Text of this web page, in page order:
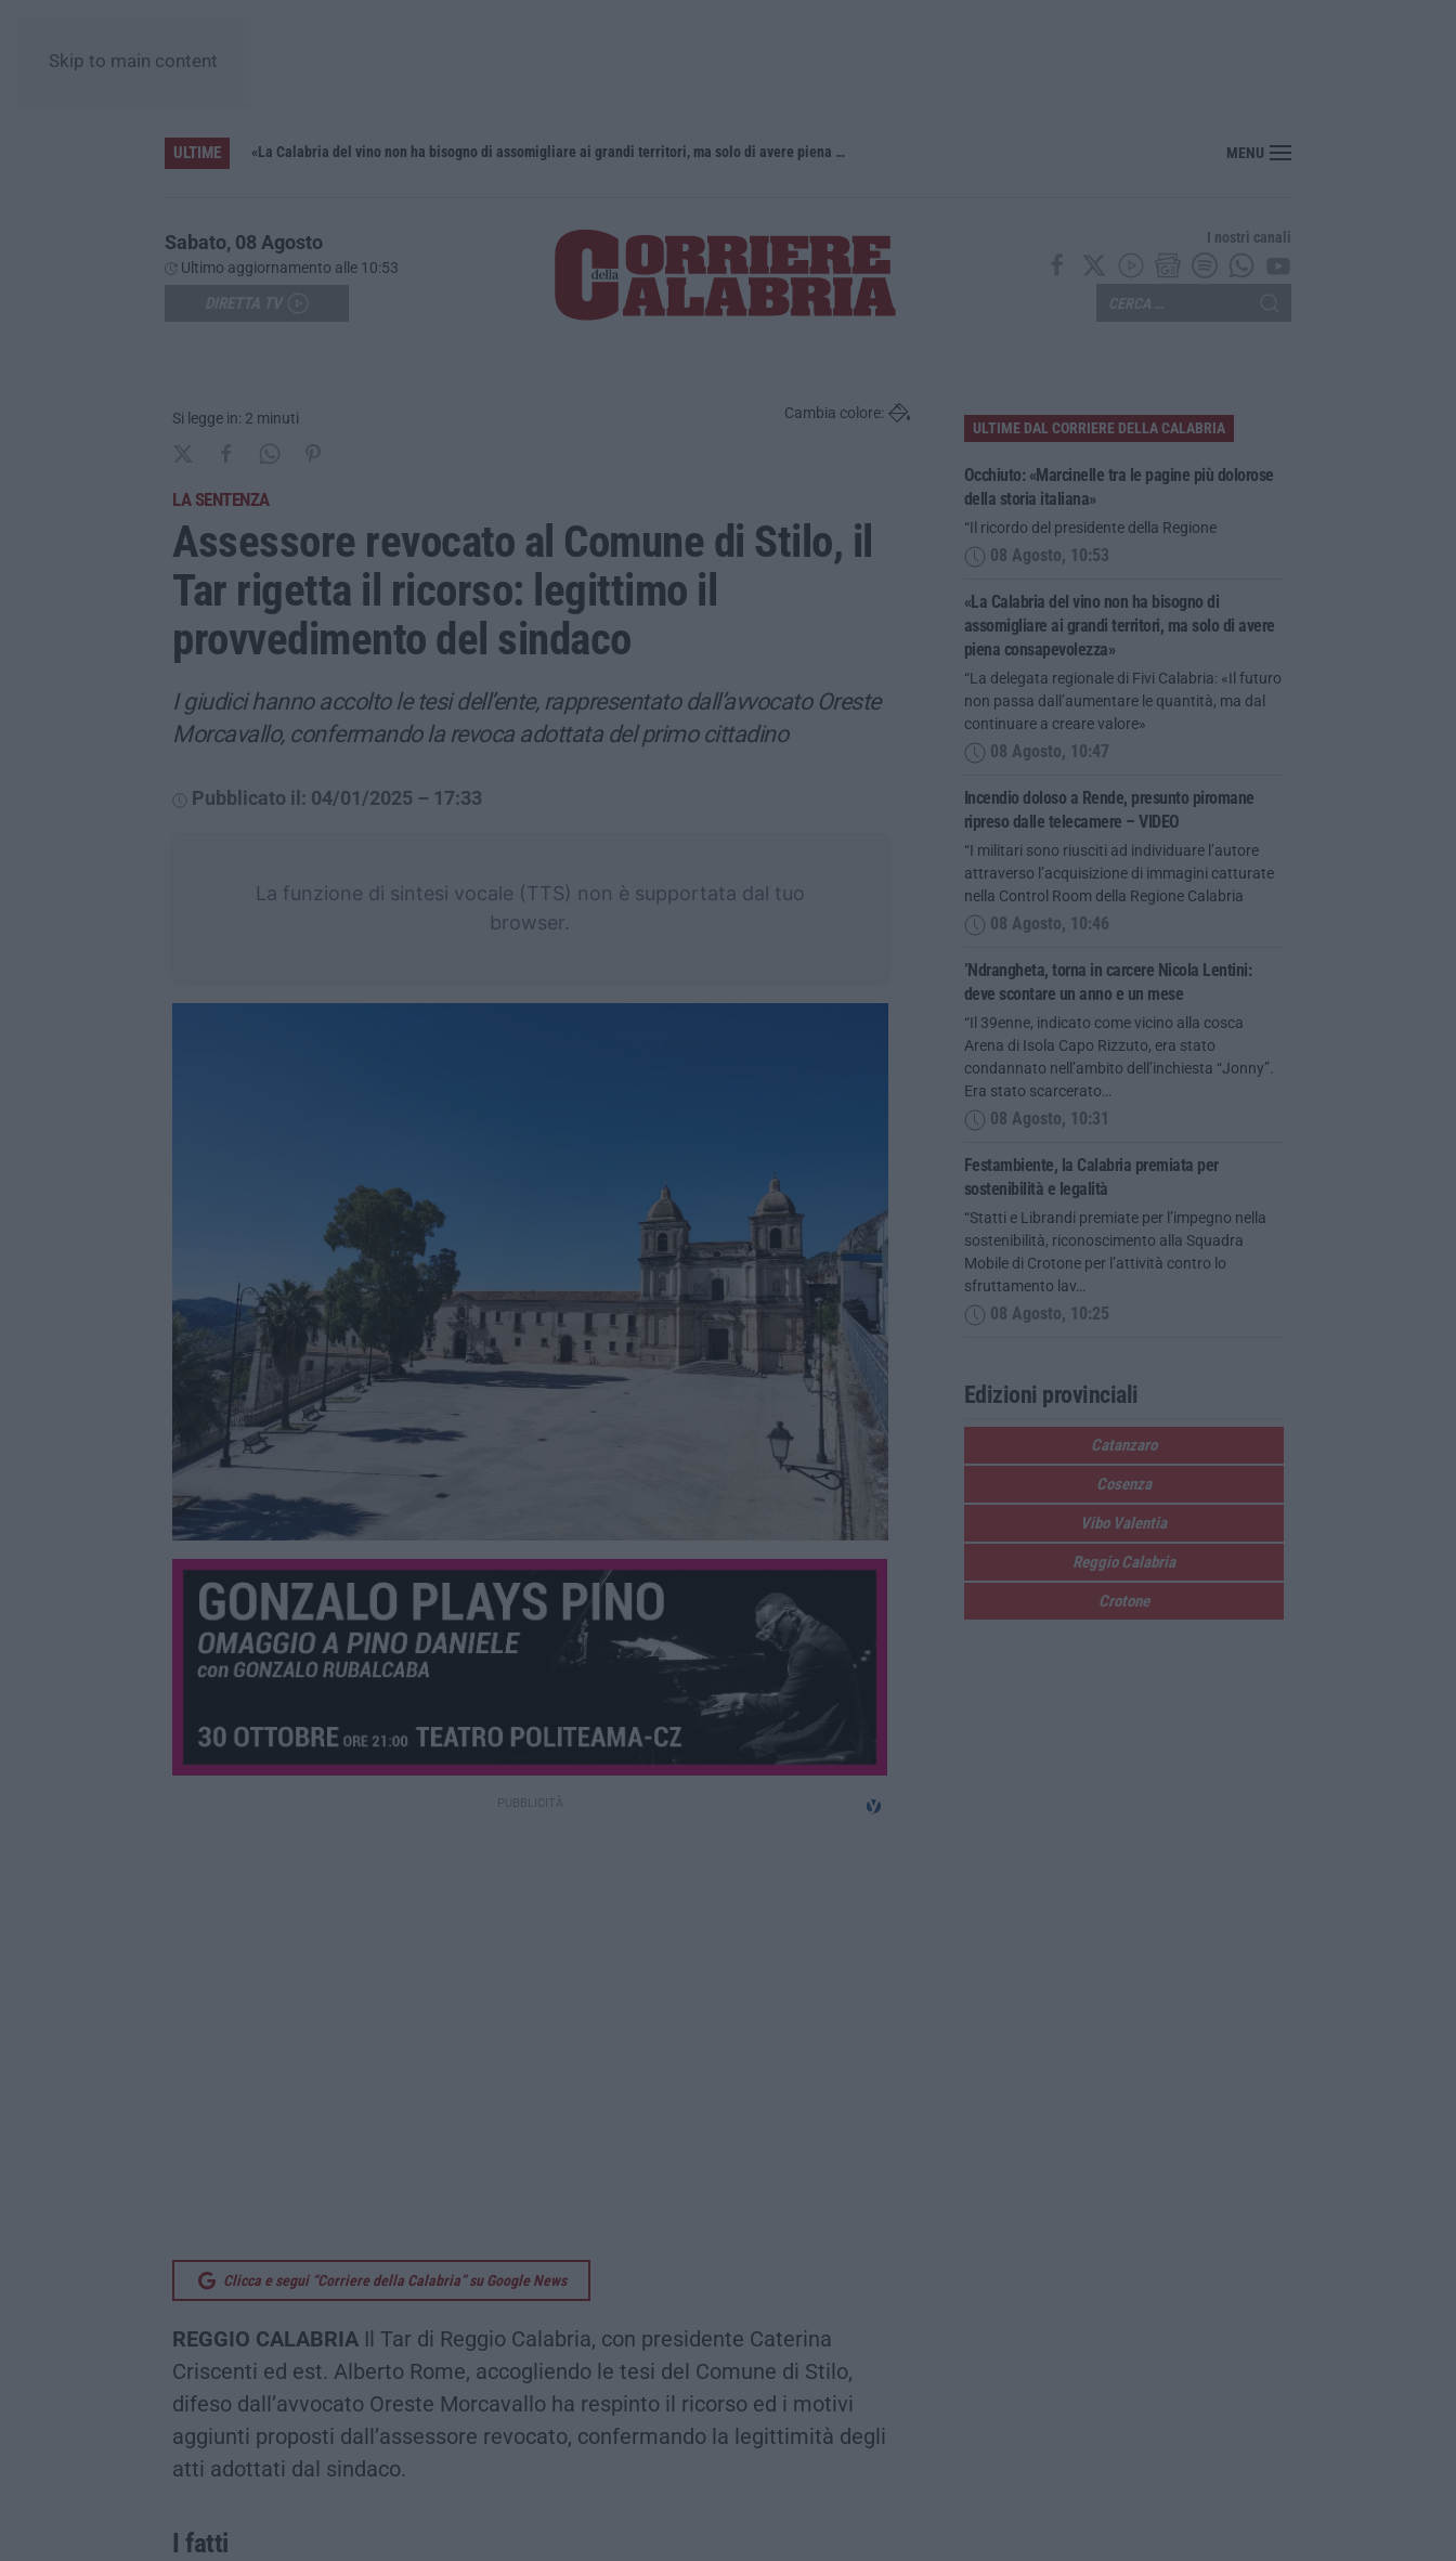
Skip to main content
ULTIME «La Calabria del vino non ha bisogno di assomigliare ai grandi territori, ma solo di avere piena consapevolezza» Incendio doloso a Rende, presunto piromane ripreso dalle telecamere – VIDEO
MENU
Sabato, 08 Agosto
Ultimo aggiornamento alle 10:53
I nostri canali
Si legge in: 2 minuti Cambia colore:
LA SENTENZA
Assessore revocato al Comune di Stilo, il
Tar rigetta il ricorso: legittimo il
provvedimento del sindaco
I giudici hanno accolto le tesi dell’ente, rappresentato dall’avvocato Oreste
Morcavallo, confermando la revoca adottata del primo cittadino
Pubblicato il: 04/01/2025 – 17:33
La funzione di sintesi vocale (TTS) non è supportata dal tuo
browser.
Clicca e segui “Corriere della Calabria” su Google News
REGGIO CALABRIA Il Tar di Reggio Calabria, con presidente Caterina
Criscenti ed est. Alberto Rome, accogliendo le tesi del Comune di Stilo,
difeso dall’avvocato Oreste Morcavallo ha respinto il ricorso ed i motivi
aggiunti proposti dall’assessore revocato, confermando la legittimità degli
atti adottati dal sindaco.
I fatti
ULTIME DAL CORRIERE DELLA CALABRIA
Occhiuto: «Marcinelle tra le pagine più dolorose
della storia italiana»
“Il ricordo del presidente della Regione
08 Agosto, 10:53
«La Calabria del vino non ha bisogno di
assomigliare ai grandi territori, ma solo di avere
piena consapevolezza»
“La delegata regionale di Fivi Calabria: «Il futuro
non passa dall’aumentare le quantità, ma dal
continuare a creare valore»
08 Agosto, 10:47
Incendio doloso a Rende, presunto piromane
ripreso dalle telecamere – VIDEO
“I militari sono riusciti ad individuare l’autore
attraverso l’acquisizione di immagini catturate
nella Control Room della Regione Calabria
08 Agosto, 10:46
’Ndrangheta, torna in carcere Nicola Lentini:
deve scontare un anno e un mese
“Il 39enne, indicato come vicino alla cosca
Arena di Isola Capo Rizzuto, era stato
condannato nell’ambito dell’inchiesta “Jonny”.
Era stato scarcerato…
08 Agosto, 10:31
Festambiente, la Calabria premiata per
sostenibilità e legalità
“Statti e Librandi premiate per l’impegno nella
sostenibilità, riconoscimento alla Squadra
Mobile di Crotone per l’attività contro lo
sfruttamento lav…
08 Agosto, 10:25
Edizioni provinciali
Catanzaro
Cosenza
Vibo Valentia
Reggio Calabria
Crotone